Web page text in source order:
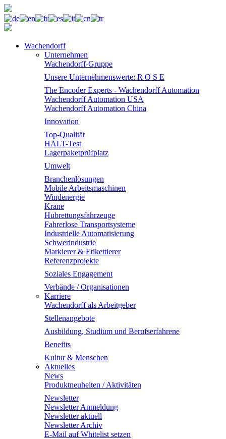
Wachendorff
Unternehmen
Wachendorff-Gruppe
Unsere Unternehmenswerte: R O S E
The Encoder Experts - Wachendorff Automation
Wachendorff Automation USA
Wachendorff Automation China
Innovation
Top-Qualität
HALT-Test
Lagerpaketprüfplatz
Umwelt
Branchenlösungen
Mobile Arbeitsmaschinen
Windenergie
Krane
Hubrettungsfahrzeuge
Fahrerlose Transportsysteme
Industrielle Automatisierung
Schwerindustrie
Markierer & Etikettierer
Referenzprojekte
Soziales Engagement
Verbände / Organisationen
Karriere
Wachendorff als Arbeitgeber
Stellenangebote
Ausbildung, Studium und Berufserfahrene
Benefits
Kultur & Menschen
Aktuelles
News
Produktneuheiten / Aktivitäten
Newsletter
Newsletter Anmeldung
Newsletter aktuell
Newsletter Archiv
E-Mail auf Whitelist setzen